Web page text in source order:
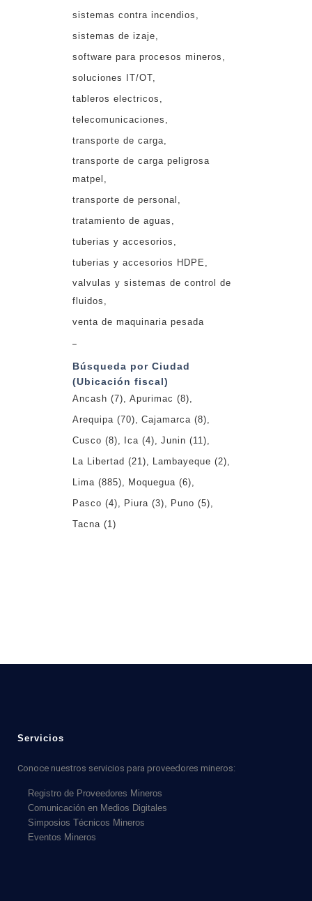
sistemas contra incendios
sistemas de izaje
software para procesos mineros
soluciones IT/OT
tableros electricos
telecomunicaciones
transporte de carga
transporte de carga peligrosa
matpel
transporte de personal
tratamiento de aguas
tuberias y accesorios
tuberias y accesorios HDPE
valvulas y sistemas de control de
fluidos
venta de maquinaria pesada
Búsqueda por Ciudad
(Ubicación fiscal)
Ancash (7) Apurimac (8)
Arequipa (70) Cajamarca (8)
Cusco (8) Ica (4) Junin (11)
La Libertad (21) Lambayeque (2)
Lima (885) Moquegua (6)
Pasco (4) Piura (3) Puno (5)
Tacna (1)
Servicios
Conoce nuestros servicios para proveedores mineros:
Registro de Proveedores Mineros
Comunicación en Medios Digitales
Simposios Técnicos Mineros
Eventos Mineros